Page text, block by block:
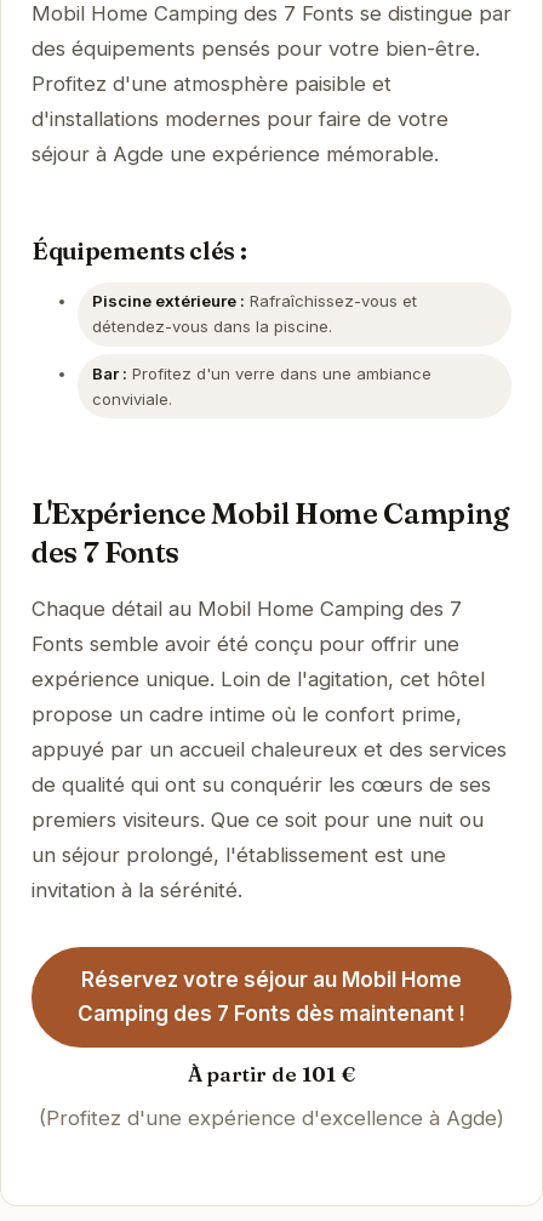
Mobil Home Camping des 7 Fonts se distingue par
des équipements pensés pour votre bien-être.
Profitez d'une atmosphère paisible et
d'installations modernes pour faire de votre
séjour à Agde une expérience mémorable.
Équipements clés :
Piscine extérieure : Rafraîchissez-vous et
détendez-vous dans la piscine.
Bar : Profitez d'un verre dans une ambiance
conviviale.
L'Expérience Mobil Home Camping
des 7 Fonts
Chaque détail au Mobil Home Camping des 7
Fonts semble avoir été conçu pour offrir une
expérience unique. Loin de l'agitation, cet hôtel
propose un cadre intime où le confort prime,
appuyé par un accueil chaleureux et des services
de qualité qui ont su conquérir les cœurs de ses
premiers visiteurs. Que ce soit pour une nuit ou
un séjour prolongé, l'établissement est une
invitation à la sérénité.
Réservez votre séjour au Mobil Home
Camping des 7 Fonts dès maintenant !
À partir de 101 €
(Profitez d'une expérience d'excellence à Agde)